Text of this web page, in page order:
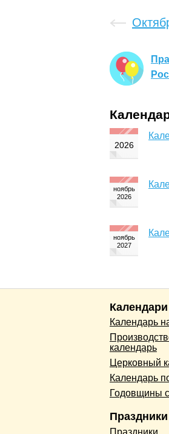
Календари
Календарь
календарь
Церковный
Календарь
Годовщины
Праздники
Праздники